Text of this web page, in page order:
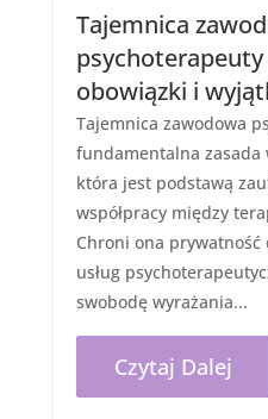
Tajemnica
psychoterapeuty
obowiązki i
Tajemnica zawodowa
fundamentalna zasada
która jest podstawą
współpracy między
Chroni ona prywatność
usług
swobodę wyrażania...
Czytaj Dalej